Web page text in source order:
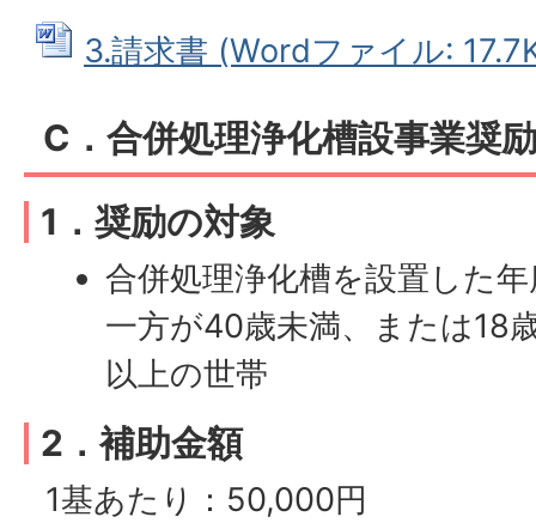
3.請求書 (Wordファイル:
C．合併処理浄化槽設事業奨
1．奨励の対象
合併処理浄化槽を設置した
一方が40歳未満、または18
以上の世帯
2．補助金額
1基あたり：50,000円